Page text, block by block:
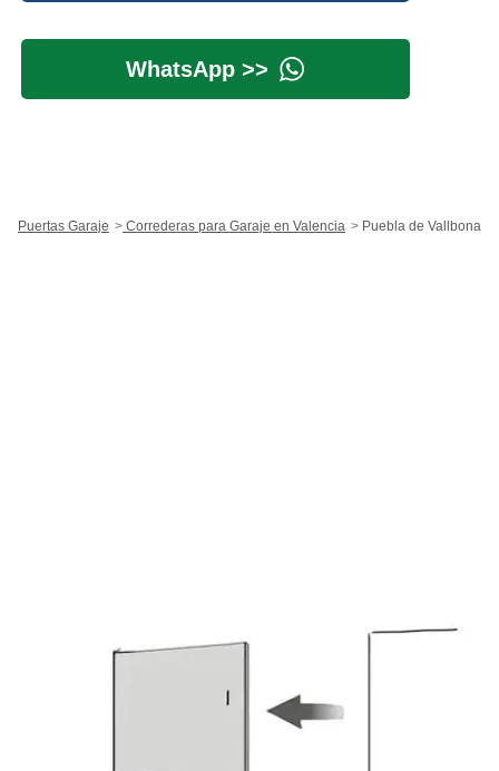
WhatsApp >>
Puertas Garaje Correderas para Garaje en Valencia Puebla de Vallbona